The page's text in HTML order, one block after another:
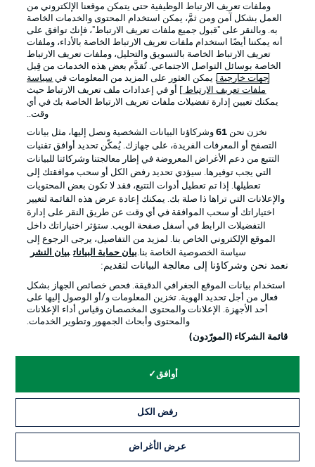
الإعلانات الإخطارات القانونية
شروط الاستخدام الوظائف
جهة النشر تواصل معنا
اللاعبون
© 2026 Bundesliga-Gruppe GmbH
وضع شاشة العرض
وملفات تعريف الارتباط الوظيفية حتى يتمكن موقعنا الإلكتروني من
العمل بشكل آمن ومن ثمَّ، يمكن استخدام المحتوى والخدمات الخاصة
به. وبالنقر على "قبول جميع ملفات تعريف الارتباط"، فإنك توافق على
أنه يمكننا أيضًا استخدام ملفات تعريف الارتباط الخاصة بالأداء، وملفات
تعريف الارتباط الخاصة بالتسويق والتحليل، وملفات تعريف الارتباط
الخاصة بوسائل التواصل الاجتماعي. تُقدَّم بعض هذه الخدمات من قِبل
جهات خارجية . يمكن العثور على المزيد من المعلومات في سياسة
ملفات تعريف الارتباط
] أو في إعدادات ملف تعريف الارتباط حيث
يمكنك تعيين إدارة تفضيلات ملفات تعريف الارتباط الخاصة بك في أي
وقت..
نخزن نحن 61وشركاؤنا البيانات الشخصية ونصل إليها، مثل بيانات
التصفح أو المعرفات الفريدة، على جهازك. يُمكّن تحديد أوافق تقنيات
التتبع من دعم الأغراض المعروضة في إطار معالجتنا وشركائنا للبيانات
التي يجب توفيرها. سيؤدي تحديد رفض الكل أو سحب موافقتك إلى
تعطيلها. إذا تم تعطيل أدوات التتبع، فقد لا تكون بعض المحتويات
والإعلانات التي تراها ذا صلة بك. يمكنك إعادة عرض هذه القائمة لتغيير
اختياراتك أو سحب الموافقة في أي وقت عن طريق النقر على إدارة
التفضيلات الرابط في أسفل صفحة الويب. ستؤثر اختياراتك داخل
الموقع الإلكتروني الخاص بنا. لمزيد من التفاصيل، يرجى الرجوع إلى
سياسة الخصوصية الخاصة بنا.بيان حماية البيانات بيان النشر
نعمد نحن وشركاؤنا إلى معالجة البيانات لتقديم:
استخدام بيانات الموقع الجغرافي الدقيقة. فحص خصائص الجهاز بشكل
فعال من أجل تحديد الهوية. تخزين المعلومات و/أو الوصول إليها على
أحد الأجهزة. الإعلانات والمحتوى المخصصان وقياس أداء الإعلانات
والمحتوى وأبحاث الجمهور وتطوير الخدمات.
قائمة الشركاء (المورّدون)
أوافق
رفض الكل
عرض الأغراض